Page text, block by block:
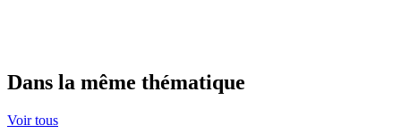
Dans la même thématique
Voir tous